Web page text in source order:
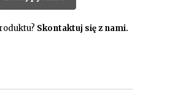
Skontaktuj się z nami.